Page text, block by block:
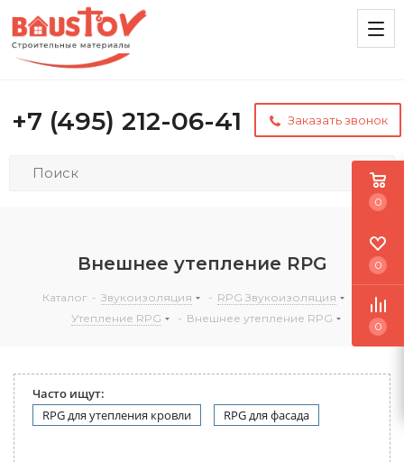
+7 (495) 212-06-41 Заказать звонок
Внешнее утепление RPG
Каталог - Звукоизоляция - RPG Звукоизоляция
Утепление RPG
- Внешнее утепление RPG
Часто ищут:
RPG для утепления кровли
RPG для фасада
0
0
0